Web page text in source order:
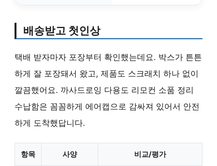
배송받고 첫인상
택배 받자마자 포장부터 확인했는데요. 박스가 튼튼
하게 잘 포장돼서 왔고, 제품도 스크래치 하나 없이
깔끔했어요. 까사드로잉 다용도 리모컨 소품 정리
수납함은 꼼꼼하게 에어캡으로 감싸져 있어서 안전
하게 도착했답니다.
항목 사양 비교/평가